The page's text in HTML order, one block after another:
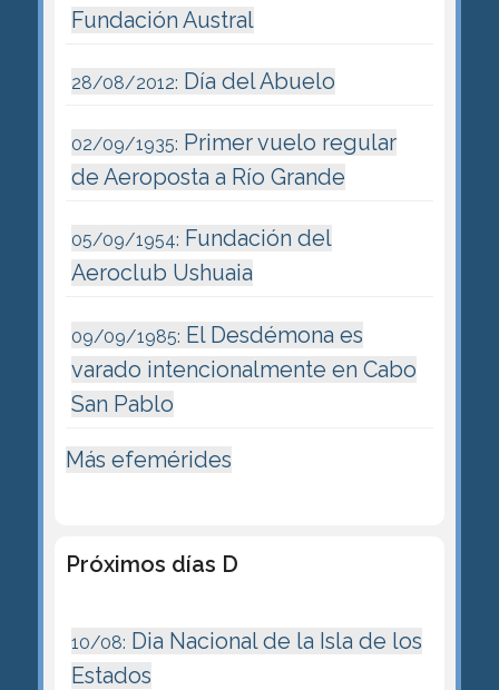
Fundación Austral
28/08/2012: Día del Abuelo
02/09/1935: Primer vuelo regular
de Aeroposta a Río Grande
05/09/1954: Fundación del
Aeroclub Ushuaia
09/09/1985: El Desdémona es
varado intencionalmente en Cabo
San Pablo
Más efemérides
Próximos días D
10/08: Dia Nacional de la Isla de los
Estados